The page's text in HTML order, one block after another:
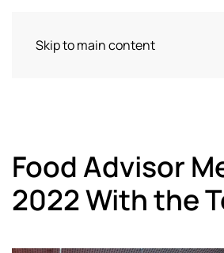
Skip to main content
Food Advisor
2022 With the